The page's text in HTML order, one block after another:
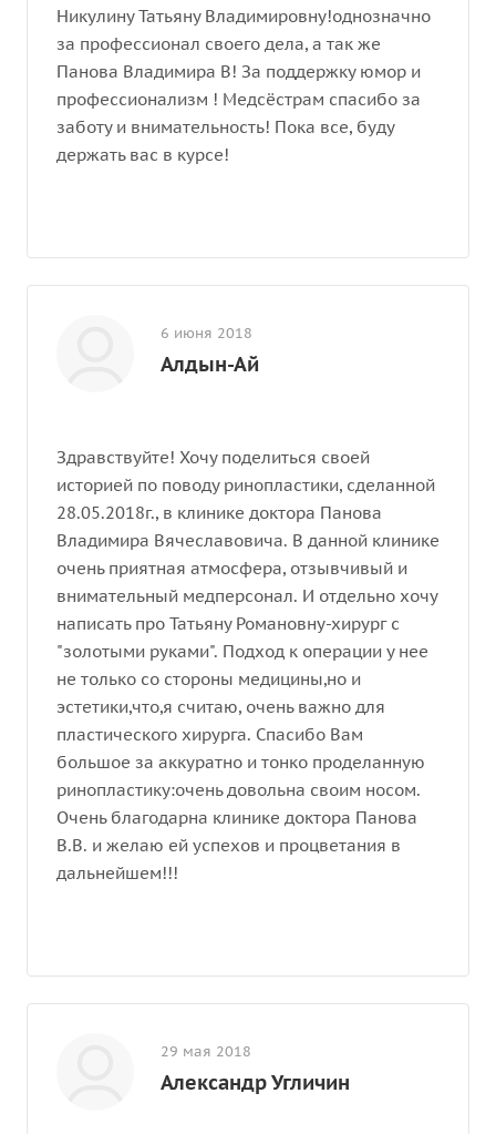
Никулину Татьяну Владимировну!однозначно
за профессионал своего дела, а так же
Панова Владимира В! За поддержку юмор и
профессионализм ! Медсёстрам спасибо за
заботу и внимательность! Пока все, буду
держать вас в курсе!
6 июня 2018
Алдын-Ай
Здравствуйте! Хочу поделиться своей
историей по поводу ринопластики, сделанной
28.05.2018г., в клинике доктора Панова
Владимира Вячеславовича. В данной клинике
очень приятная атмосфера, отзывчивый и
внимательный медперсонал. И отдельно хочу
написать про Татьяну Романовну-хирург с
"золотыми руками". Подход к операции у нее
не только со стороны медицины,но и
эстетики,что,я считаю, очень важно для
пластического хирурга. Спасибо Вам
большое за аккуратно и тонко проделанную
ринопластику:очень довольна своим носом.
Очень благодарна клинике доктора Панова
В.В. и желаю ей успехов и процветания в
дальнейшем!!!
29 мая 2018
Александр Угличин